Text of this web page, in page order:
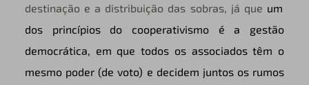
destinação e a distribuição das sobras, já que um
dos princípios do cooperativismo é a gestão
democrática, em que todos os associados têm o
mesmo poder (de voto) e decidem juntos os rumos